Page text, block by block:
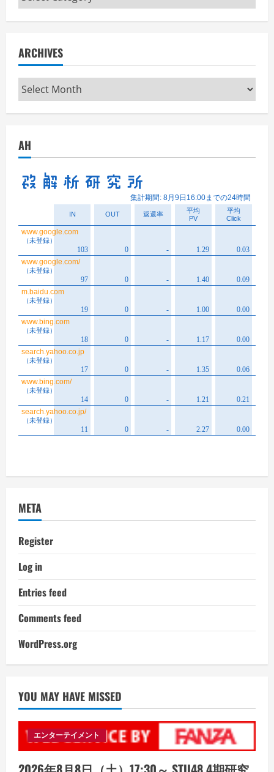
ARCHIVES
Archives
AH
META
Register
Log in
Entries feed
Comments feed
WordPress.org
YOU MAY HAVE MISSED
エンターテイメント